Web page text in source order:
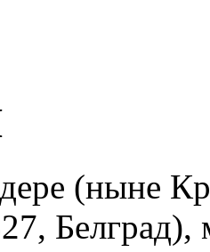
(ныне